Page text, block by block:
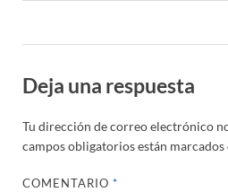
Deja una respuesta
Tu dirección de correo electrónico
campos obligatorios están marcados
COMENTARIO*